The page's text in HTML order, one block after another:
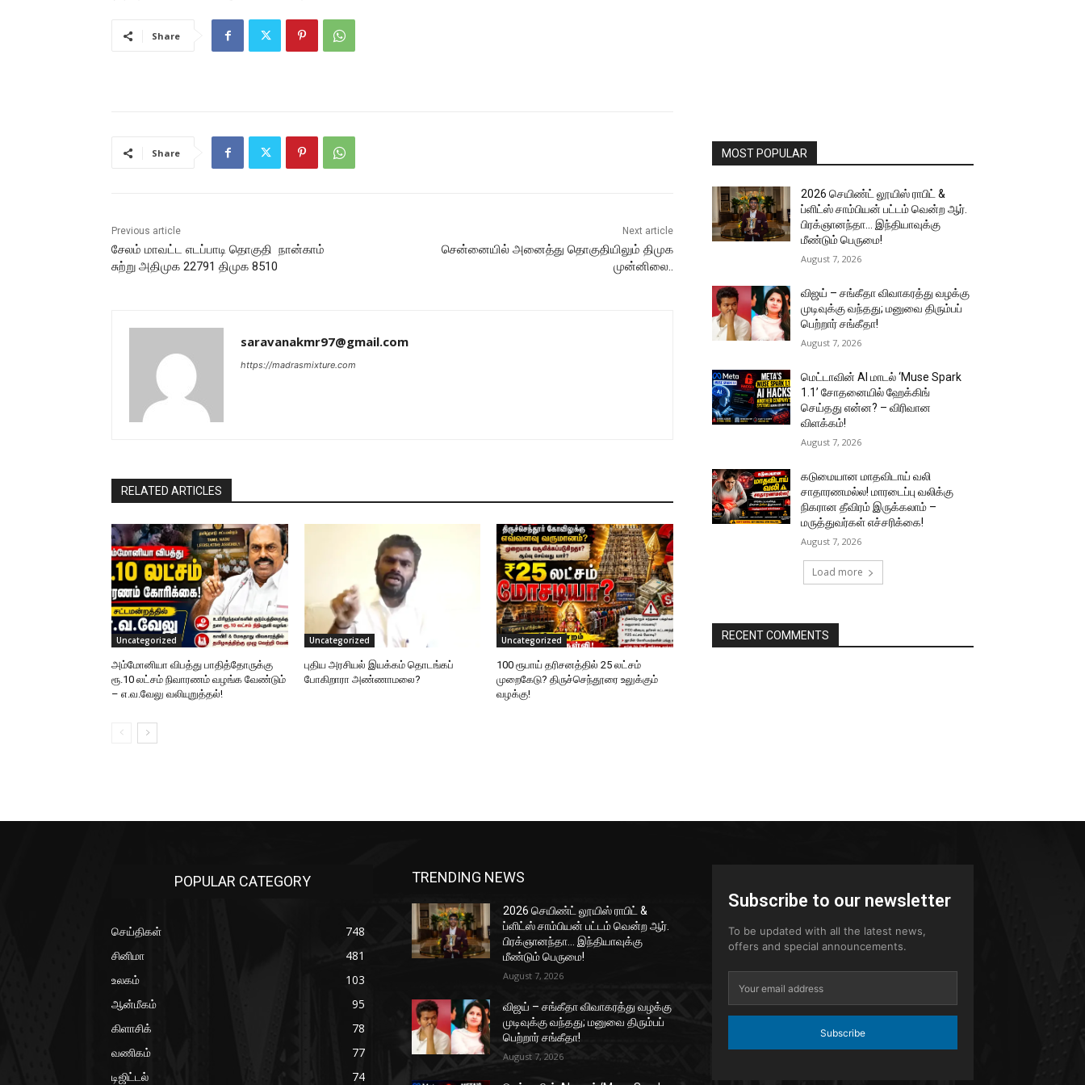
Share
Share
Previous article
சேலம் மாவட்ட எடப்பாடி தொகுதி நான்காம்
சுற்று அதிமுக 22791 திமுக 8510
Next article
சென்னையில் அனைத்து தொகுதியிலும் திமுக
முன்னிலை..
saravanakmr97@gmail.com
https://madrasmixture.com
RELATED ARTICLES
Uncategorized
அம்மோனியா விபத்து பாதித்தோருக்கு
ரூ.10 லட்சம் நிவாரணம் வழங்க வேண்டும்
– எ.வ.வேலு வலியுறுத்தல்!
Uncategorized
புதிய அரசியல் இயக்கம் தொடங்கப்
போகிறாரா அண்ணாமலை?
Uncategorized
100 ரூபாய் தரிசனத்தில் 25 லட்சம்
முறைகேடு? திருச்செந்தூரை உலுக்கும்
வழக்கு!
MOST POPULAR
2026 செயிண்ட் லூயிஸ் ராபிட் &
ப்ளிட்ஸ் சாம்பியன் பட்டம் வென்ற ஆர்.
பிரக்ஞானந்தா… இந்தியாவுக்கு
மீண்டும் பெருமை!
August 7, 2026
விஜய் – சங்கீதா விவாகரத்து வழக்கு
முடிவுக்கு வந்தது; மனுவை திரும்பப்
பெற்றார் சங்கீதா!
August 7, 2026
மெட்டாவின் AI மாடல் ‘Muse Spark
1.1’ சோதனையில் ஹேக்கிங்
செய்தது என்ன? – விரிவான
விளக்கம்!
August 7, 2026
கடுமையான மாதவிடாய் வலி
சாதாரணமல்ல! மாரடைப்பு வலிக்கு
நிகரான தீவிரம் இருக்கலாம் –
மருத்துவர்கள் எச்சரிக்கை!
August 7, 2026
Load more
RECENT COMMENTS
POPULAR CATEGORY
செய்திகள்
748
சினிமா
481
உலகம்
103
ஆன்மீகம்
95
கிளாசிக்
78
வணிகம்
77
டிஜிட்டல்
74
TRENDING NEWS
2026 செயிண்ட் லூயிஸ் ராபிட் &
ப்ளிட்ஸ் சாம்பியன் பட்டம் வென்ற ஆர்.
பிரக்ஞானந்தா… இந்தியாவுக்கு
மீண்டும் பெருமை!
August 7, 2026
விஜய் – சங்கீதா விவாகரத்து வழக்கு
முடிவுக்கு வந்தது; மனுவை திரும்பப்
பெற்றார் சங்கீதா!
August 7, 2026
Subscribe to our newsletter
To be updated with all the latest news,
offers and special announcements.
Subscribe